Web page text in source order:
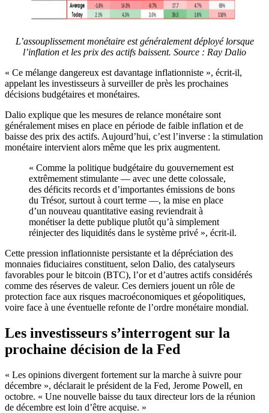
L’assouplissement monétaire est généralement déployé lorsque
l’inflation et les prix des actifs baissent. Source : Ray Dalio
« Ce mélange dangereux est davantage inflationniste », écrit-il,
appelant les investisseurs à surveiller de près les prochaines
décisions budgétaires et monétaires.
Dalio explique que les mesures de relance monétaire sont
généralement mises en place en période de faible inflation et de
baisse des prix des actifs. Aujourd’hui, c’est l’inverse : la stimulation
monétaire intervient alors même que les prix augmentent.
« Comme la politique budgétaire du gouvernement est
extrêmement stimulante — avec une dette colossale,
des déficits records et d’importantes émissions de bons
du Trésor, surtout à court terme —, la mise en place
d’un nouveau quantitative easing reviendrait à
monétiser la dette publique plutôt qu’à simplement
réinjecter des liquidités dans le système privé », écrit-il.
Cette pression inflationniste persistante et la dépréciation des
monnaies fiduciaires constituent, selon Dalio, des catalyseurs
favorables pour le bitcoin (BTC), l’or et d’autres actifs considérés
comme des réserves de valeur. Ces derniers jouent un rôle de
protection face aux risques macroéconomiques et géopolitiques,
voire face à une éventuelle refonte de l’ordre monétaire mondial.
Les investisseurs s’interrogent sur la
prochaine décision de la Fed
« Les opinions divergent fortement sur la marche à suivre pour
décembre », déclarait le président de la Fed, Jerome Powell, en
octobre. « Une nouvelle baisse du taux directeur lors de la réunion
de décembre est loin d’être acquise. »